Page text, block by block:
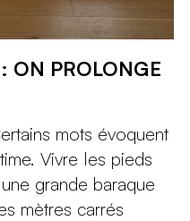
ON PROLONGE
mots évoquent
Vivre les pieds
grande baraque
mètres carrés